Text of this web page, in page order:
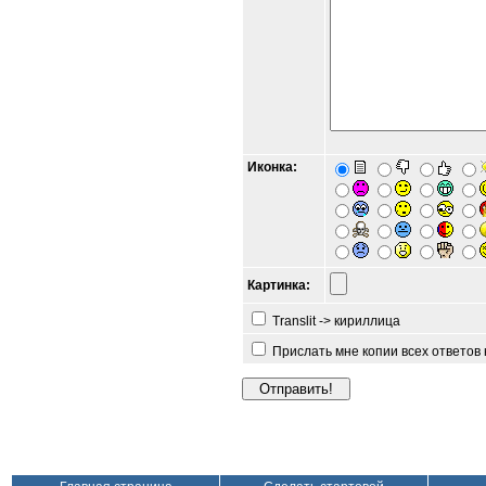
Иконка:
Картинка:
Translit -> кириллица
Прислать мне копии всех